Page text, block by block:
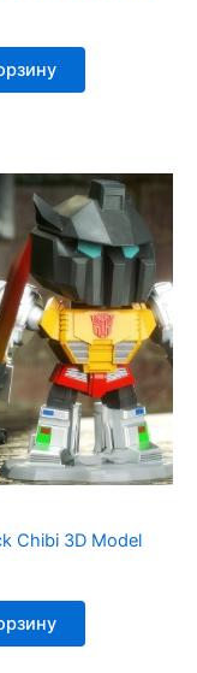
Chibi 3D Model